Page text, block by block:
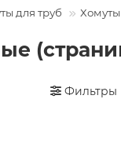
для труб
Фильтры